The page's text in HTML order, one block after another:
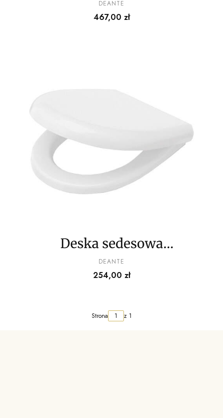
wolnoopadająca
DEANTE
Cena
467,00 zł
Deska sedesowa
wolnoopadająca
PRODUCENT
DEANTE
Cena
254,00 zł
Strona z 1